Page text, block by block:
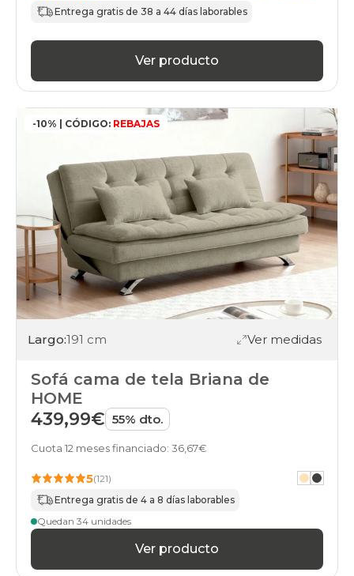
Entrega gratis de 38 a 44 días laborables
Ver producto
-10% | CÓDIGO: REBAJAS
Largo:191 cm Ver medidas
Sofá cama de tela Briana de
HOME
439,99€ 55% dto.
Cuota 12 meses financiado: 36,67€
5(121)
Entrega gratis de 4 a 8 días laborables
Quedan 34 unidades
Ver producto